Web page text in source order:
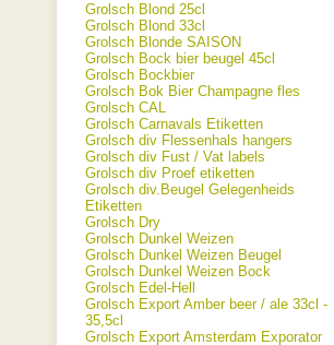
Grolsch Blond 25cl
Grolsch Blond 33cl
Grolsch Blonde SAISON
Grolsch Bock bier beugel 45cl
Grolsch Bockbier
Grolsch Bok Bier Champagne fles
Grolsch CAL
Grolsch Carnavals Etiketten
Grolsch div Flessenhals hangers
Grolsch div Fust / Vat labels
Grolsch div Proef etiketten
Grolsch div.Beugel Gelegenheids
Etiketten
Grolsch Dry
Grolsch Dunkel Weizen
Grolsch Dunkel Weizen Beugel
Grolsch Dunkel Weizen Bock
Grolsch Edel-Hell
Grolsch Export Amber beer / ale 33cl -
35,5cl
Grolsch Export Amsterdam Exporator